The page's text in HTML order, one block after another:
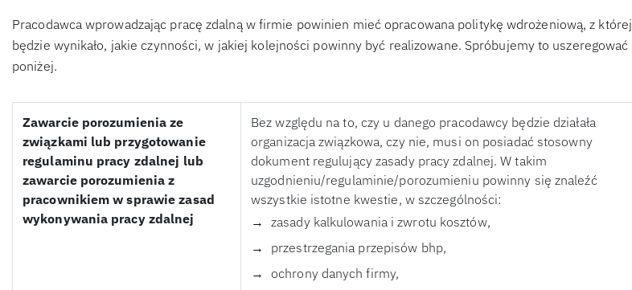
Pracodawca wprowadzając pracę zdalną w firmie powinien mieć opracowana politykę wdrożeniową, z której
będzie wynikało, jakie czynności, w jakiej kolejności powinny być realizowane. Spróbujemy to uszeregować
poniżej.
Zawarcie porozumienia ze
związkami lub przygotowanie
regulaminu pracy zdalnej lub
zawarcie porozumienia z
pracownikiem w sprawie zasad
wykonywania pracy zdalnej
Bez względu na to, czy u danego pracodawcy będzie działała
organizacja związkowa, czy nie, musi on posiadać stosowny
dokument regulujący zasady pracy zdalnej. W takim
uzgodnieniu/regulaminie/porozumieniu powinny się znaleźć
wszystkie istotne kwestie, w szczególności:
zasady kalkulowania i zwrotu kosztów,
przestrzegania przepisów bhp,
ochrony danych firmy,